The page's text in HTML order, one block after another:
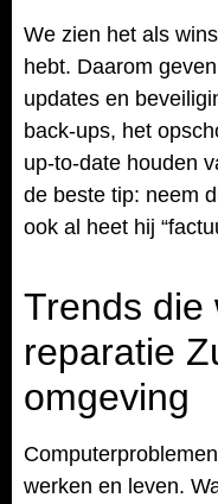
We zien het als
hebt. Daarom
updates en
back-ups, het
up-to-date houden
de beste tip: neem
ook al heet hij
Trends die
reparatie
omgeving
werken en leven.